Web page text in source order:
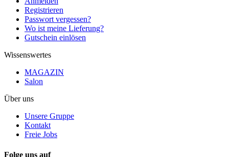
Registrieren
Passwort vergessen?
Wo ist meine Lieferung?
Gutschein einlösen
Wissenswertes
MAGAZIN
Salon
Über uns
Unsere Gruppe
Kontakt
Freie Jobs
Folge uns auf